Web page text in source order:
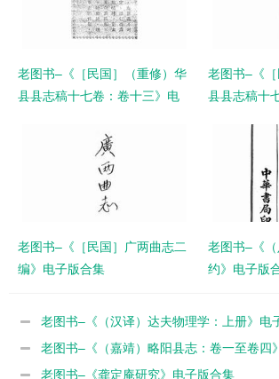
老图书–《［民国］（重修）华
县县志稿十七卷：卷十三》电
老图书–《
县县志稿十
老图书–《［民国］广两曲志二
编》电子版合集
老图书–《
约》电子版
老图书–《（汉译）达夫物理学：上册》电
老图书–《（嘉靖）略阳县志：卷一至卷四
老图书–《龚定庵研究》电子版合集